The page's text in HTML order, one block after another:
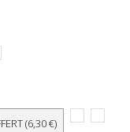
(6,30 €)